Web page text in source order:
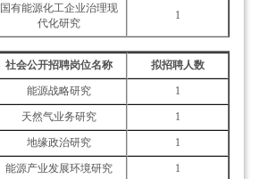
国有能源化工企业治理现
代化研究
1
社会公开招聘岗位名称 拟招聘人数
能源战略研究 1
天然气业务研究 1
地缘政治研究 1
能源产业发展环境研究 1